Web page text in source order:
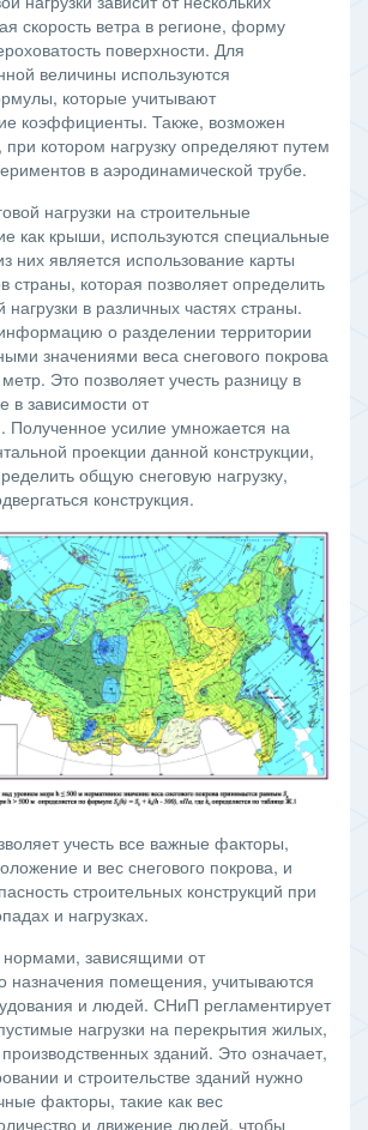
скорость ветра в регионе, форму
поверхности. Для
величины используются
которые учитывают
коэффициенты. Также, возможен
котором нагрузку определяют путем
в аэродинамической трубе.
нагрузки на строительные
как крыши, используются специальные
них является использование карты
страны, которая позволяет определить
нагрузки в различных частях страны.
о разделении территории
значениями веса снегового покрова
Это позволяет учесть разницу в
в зависимости от
Полученное усилие умножается на
проекции данной конструкции,
общую снеговую нагрузку,
конструкция.
учесть все важные факторы,
и вес снегового покрова, и
строительных конструкций при
и нагрузках.
нормами, зависящими от
назначения помещения, учитываются
и людей. СНиП регламентирует
нагрузки на перекрытия жилых,
зданий. Это означает,
и строительстве зданий нужно
факторы, такие как вес
и движение людей, чтобы